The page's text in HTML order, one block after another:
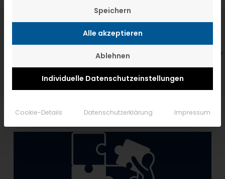
7. Juli 2026
VTL hat neuen Aufsichtsrat gewählt
Speichern
Alle akzeptieren
Ablehnen
Individuelle Datenschutzeinstellungen
Cookie-Details Datenschutzerklärung Impressum